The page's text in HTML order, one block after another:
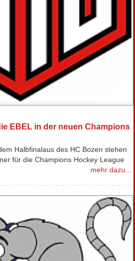
EBEL in der neuen Champions
Halbfinalaus des HC Bozen stehen
für die Champions Hockey League
mehr dazu...